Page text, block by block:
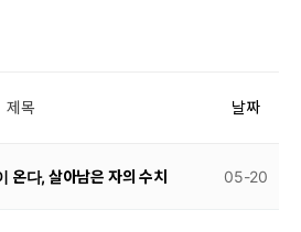
제목 날짜
온다, 살아남은 자의 수치 05-20